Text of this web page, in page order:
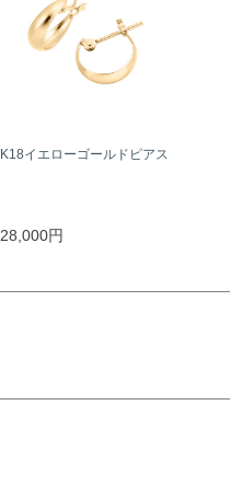
K18イエローゴールドピアス
28,000円